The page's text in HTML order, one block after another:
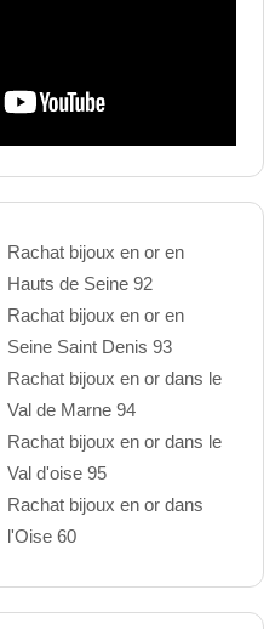
Rachat bijoux en or en
Hauts de Seine 92
Rachat bijoux en or en
Seine Saint Denis 93
Rachat bijoux en or dans le
Val de Marne 94
Rachat bijoux en or dans le
Val d'oise 95
Rachat bijoux en or dans
l'Oise 60